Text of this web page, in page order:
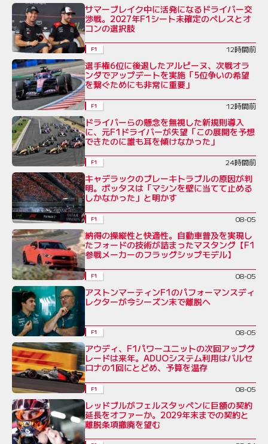
サマーブレイク中に活発になるドライバー交
渉戦。2027年F1シート未確定のペレスとオ
コンの選択肢
F1 12時間前
選手権6位に後退したアルピーヌ、次戦オラ
ンダでアップデートを実施「5位争いの希望
を繋ぐためにも非常に重要」
F1 12時間前
ドライバーらの懸念を無視した新規則導入
に、元F1ドライバーが失望「この展開を予想
できたのに誰も耳を傾けなかった」
F1 24時間前
キャデラックのブレーキトラブルの原因が判
明。ボッタスは「マシンを壁に当てて止める
しかなかった」と明かす
F1 08-05
納得の操縦性と快適性。自動車普及を実現し
たフォードの技術が詰まったマスタング【F1
参戦メーカーのフラッグシップモデル】
F1 08-05
アストンマーティンF1のパフォーマンスディ
レクターが今シーズン末で離脱へ
F1 08-05
アウディ、F1パワーユニットの次回アップグ
レードは来年。ADUOシステム利用はバルセ
ロナの1回にとどめ、予算を温存
F1 08-05
レッドブルがフェルスタッペンに巨額の契約
延長をオファーか。2029年末までの契約と
離脱条項撤廃を望む